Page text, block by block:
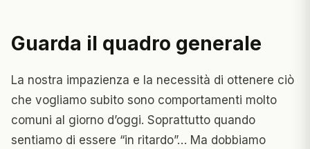
Guarda il quadro generale
La nostra impazienza e la necessità di ottenere ciò
che vogliamo subito sono comportamenti molto
comuni al giorno d’oggi. Soprattutto quando
sentiamo di essere “in ritardo”… Ma dobbiamo